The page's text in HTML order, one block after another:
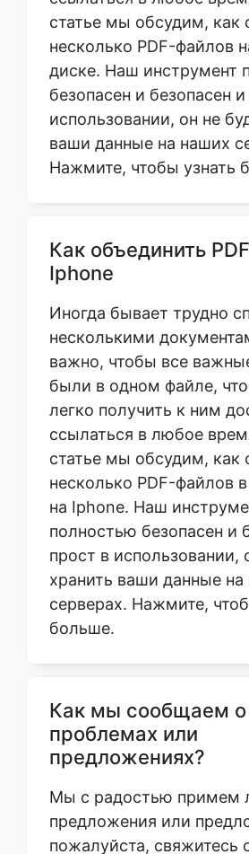
статье мы обсудим, как
несколько PDF-файлов
диске. Наш инструмент
безопасен и безопасен и
использовании, он не
ваши данные на наших
Нажмите, чтобы узнать
Как объединить
Iphone
Иногда бывает трудно
несколькими
важно, чтобы все
были в одном файле,
легко получить к ним
ссылаться в любое
статье мы обсудим, как
несколько PDF-файлов
на Iphone. Наш
полностью безопасен и
прост в использовании,
хранить ваши данные на
серверах. Нажмите,
больше.
Как мы сообщаем о
проблемах или
предложениях?
Мы с радостью примем
предложения или
пожалуйста, свяжитесь